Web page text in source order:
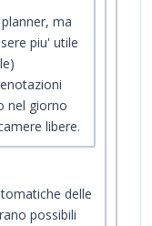
ma
piu' utile
nel giorno
libere.
delle
possibili